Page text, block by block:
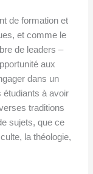
de formation et
et comme le
de leaders –
aux
dans un
à avoir
traditions
sujets, que ce
la théologie,